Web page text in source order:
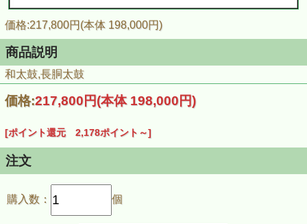
価格:217,800円(本体 198,000円)
商品説明
和太鼓,長胴太鼓
価格:217,800円(本体 198,000円)
[ポイント還元 2,178ポイント～]
注文
購入数： 個